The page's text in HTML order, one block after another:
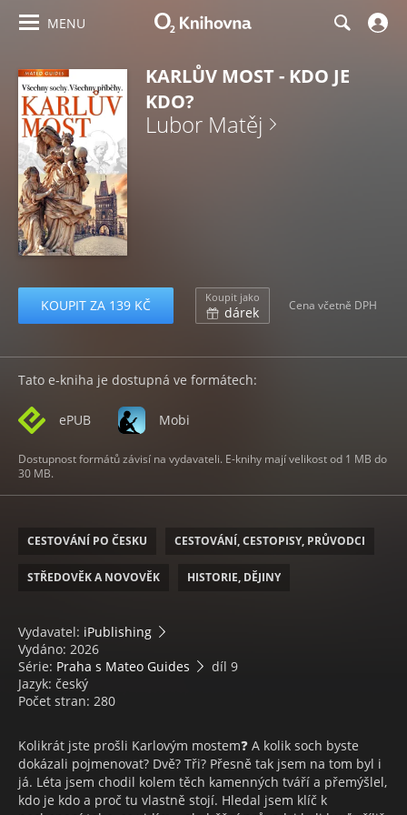
MENU
KARLŮV MOST - KDO JE
KDO?
Lubor Matěj
KOUPIT ZA 139 KČ Koupit jako
dárek Cena včetně DPH
Tato e-kniha je dostupná ve formátech:
ePUB Mobi
Dostupnost formátů závisí na vydavateli. E-knihy mají velikost od 1 MB do
30 MB.
CESTOVÁNÍ PO ČESKU CESTOVÁNÍ, CESTOPISY, PRŮVODCI
STŘEDOVĚK A NOVOVĚK HISTORIE, DĚJINY
Vydavatel: iPublishing
Vydáno: 2026
Série: Praha s Mateo Guides
díl 9
Jazyk: český
Počet stran: 280
Kolikrát jste prošli Karlovým mostem❓ A kolik soch byste
dokázali pojmenovat? Dvě? Tři? Přesně tak jsem na tom byl i
já. Léta jsem chodil kolem těch kamenných tváří a přemýšlel,
kdo je kdo a proč tu vlastně stojí. Hledal jsem klíč k